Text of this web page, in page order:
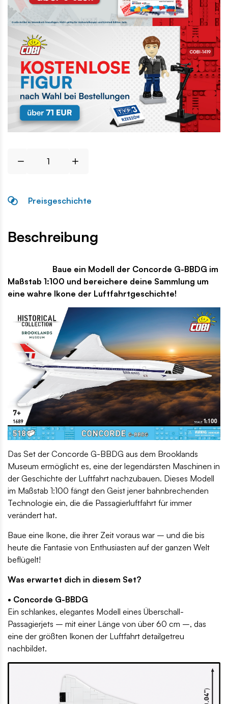
Preisgeschichte
Beschreibung
Baue ein Modell der Concorde G-BBDG im
Maßstab 1:100 und bereichere deine Sammlung um
eine wahre Ikone der Luftfahrtgeschichte!
Das Set der Concorde G-BBDG aus dem Brooklands
Museum ermöglicht es, eine der legendärsten Maschinen in
der Geschichte der Luftfahrt nachzubauen. Dieses Modell
im Maßstab 1:100 fängt den Geist jener bahnbrechenden
Technologie ein, die die Passagierluftfahrt für immer
verändert hat.
Baue eine Ikone, die ihrer Zeit voraus war – und die bis
heute die Fantasie von Enthusiasten auf der ganzen Welt
beflügelt!
Was erwartet dich in diesem Set?
• Concorde G-BBDG
Ein schlankes, elegantes Modell eines Überschall-
Passagierjets – mit einer Länge von über 60 cm –, das
eine der größten Ikonen der Luftfahrt detailgetreu
nachbildet.